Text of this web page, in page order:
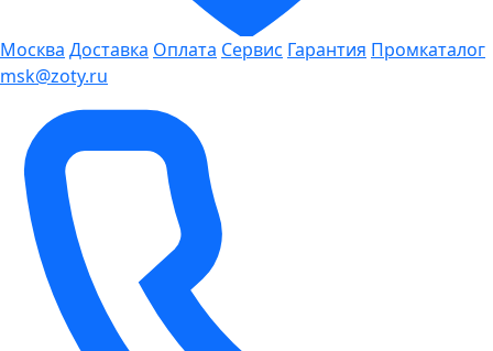
Москва Доставка Оплата Сервис Гарантия Промкаталог
msk@zoty.ru